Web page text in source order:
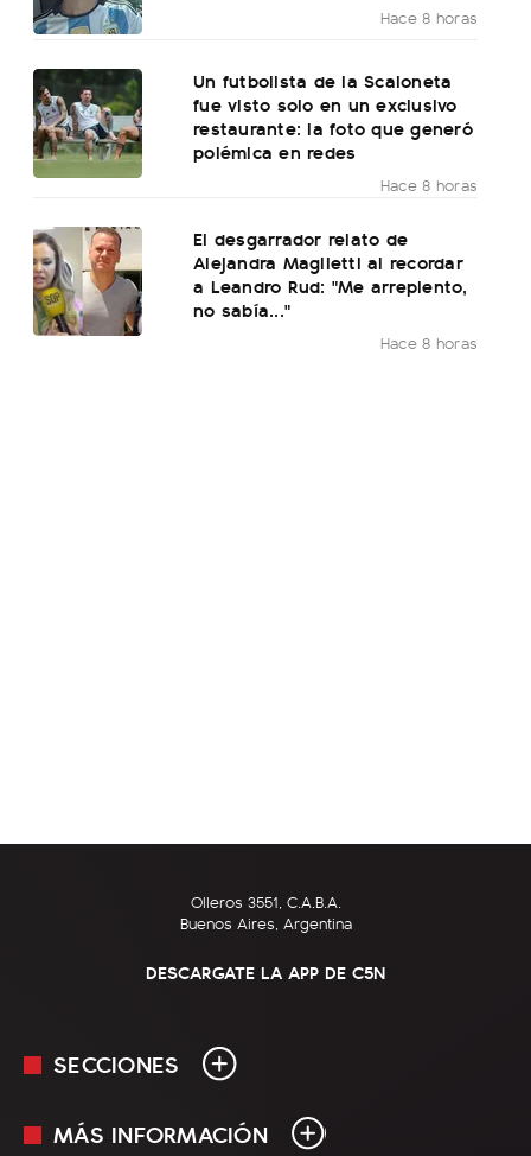
Hace 8 horas
Un futbolista de la Scaloneta
fue visto solo en un exclusivo
restaurante: la foto que generó
polémica en redes
Hace 8 horas
El desgarrador relato de
Alejandra Maglietti al recordar
a Leandro Rud: "Me arrepiento,
no sabía..."
Hace 8 horas
Olleros 3551, C.A.B.A.
Buenos Aires, Argentina
DESCARGATE LA APP DE C5N
SECCIONES
En Vivo
MÁS INFORMACIÓN